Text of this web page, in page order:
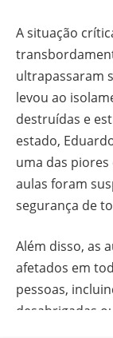
A situação
ultrapassaram
levou ao
destruídas e
estado,
uma das
aulas foram
segurança de
Além disso, as
afetados em
pessoas,
desabrigadas